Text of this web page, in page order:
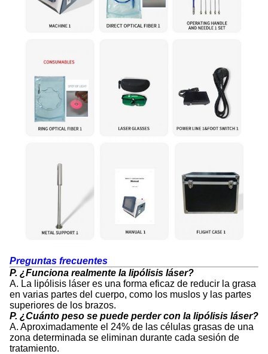
Preguntas frecuentes
P. ¿Funciona realmente la lipólisis láser?
A. La lipólisis láser es una forma eficaz de reducir la grasa
en varias partes del cuerpo, como los muslos y las partes
superiores de los brazos.
P. ¿Cuánto peso se puede perder con la lipólisis láser?
A. Aproximadamente el 24% de las células grasas de una
zona determinada se eliminan durante cada sesión de
tratamiento.